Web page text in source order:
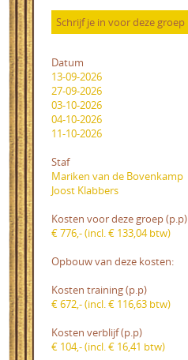
Datum
13-09-2026
27-09-2026
03-10-2026
04-10-2026
11-10-2026
Staf
Mariken van de Bovenkamp
Joost Klabbers
Kosten voor deze groep (p.p)
€ 776,- (incl. € 133,04 btw)
Opbouw van deze kosten:
Kosten training (p.p)
€ 672,- (incl. € 116,63 btw)
Kosten verblijf (p.p)
€ 104,- (incl. € 16,41 btw)